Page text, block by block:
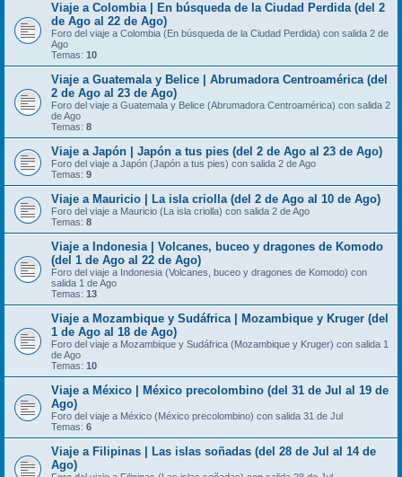
Viaje a Colombia | En búsqueda de la Ciudad Perdida (del 2
de Ago al 22 de Ago)
Foro del viaje a Colombia (En búsqueda de la Ciudad Perdida) con salida 2 de
Ago
Temas: 10
Viaje a Guatemala y Belice | Abrumadora Centroamérica (del
2 de Ago al 23 de Ago)
Foro del viaje a Guatemala y Belice (Abrumadora Centroamérica) con salida 2
de Ago
Temas: 8
Viaje a Japón | Japón a tus pies (del 2 de Ago al 23 de Ago)
Foro del viaje a Japón (Japón a tus pies) con salida 2 de Ago
Temas: 9
Viaje a Mauricio | La isla criolla (del 2 de Ago al 10 de Ago)
Foro del viaje a Mauricio (La isla criolla) con salida 2 de Ago
Temas: 8
Viaje a Indonesia | Volcanes, buceo y dragones de Komodo
(del 1 de Ago al 22 de Ago)
Foro del viaje a Indonesia (Volcanes, buceo y dragones de Komodo) con
salida 1 de Ago
Temas: 13
Viaje a Mozambique y Sudáfrica | Mozambique y Kruger (del
1 de Ago al 18 de Ago)
Foro del viaje a Mozambique y Sudáfrica (Mozambique y Kruger) con salida 1
de Ago
Temas: 10
Viaje a México | México precolombino (del 31 de Jul al 19 de
Ago)
Foro del viaje a México (México precolombino) con salida 31 de Jul
Temas: 6
Viaje a Filipinas | Las islas soñadas (del 28 de Jul al 14 de
Ago)